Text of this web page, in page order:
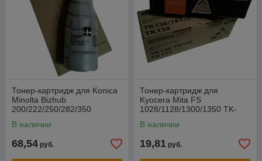
Тонер-картридж для Konica
Minolta Bizhub
200/222/250/282/350
В наличии
68,54 руб.
Тонер-картридж для
Kyocera Mita FS
1028/1128/1300/1350 TK-
(Integral)
В наличии
19,81 руб.